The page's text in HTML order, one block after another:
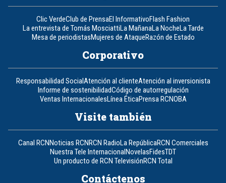
Clic VerdeClub de PrensaEl InformativoFlash Fashion
La entrevista de Tomás MosciattiLa MañanaLa NocheLa Tarde
Mesa de periodistasMujeres de AtaqueRazón de Estado
Corporativo
Responsabilidad SocialAtención al clienteAtención al inversionista
Informe de sostenibilidadCódigo de autorregulación
Ventas InternacionalesLínea ÉticaPrensa RCNOBA
Visite también
Canal RCNNoticias RCNRCN RadioLa RepúblicaRCN Comerciales
Nuestra Tele InternacionalNovelasFidesTDT
Un producto de RCN TelevisiónRCN Total
Contáctenos